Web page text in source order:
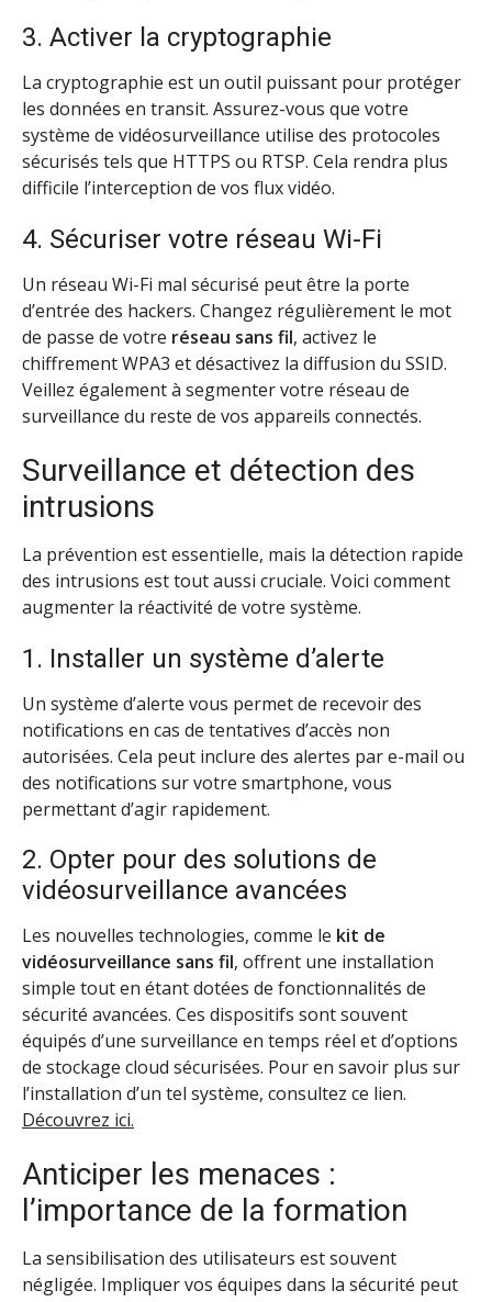
3. Activer la cryptographie
La cryptographie est un outil puissant pour protéger
les données en transit. Assurez-vous que votre
système de vidéosurveillance utilise des protocoles
sécurisés tels que HTTPS ou RTSP. Cela rendra plus
difficile l’interception de vos flux vidéo.
4. Sécuriser votre réseau Wi-Fi
Un réseau Wi-Fi mal sécurisé peut être la porte
d’entrée des hackers. Changez régulièrement le mot
de passe de votre réseau sans fil, activez le
chiffrement WPA3 et désactivez la diffusion du SSID.
Veillez également à segmenter votre réseau de
surveillance du reste de vos appareils connectés.
Surveillance et détection des
intrusions
La prévention est essentielle, mais la détection rapide
des intrusions est tout aussi cruciale. Voici comment
augmenter la réactivité de votre système.
1. Installer un système d’alerte
Un système d’alerte vous permet de recevoir des
notifications en cas de tentatives d’accès non
autorisées. Cela peut inclure des alertes par e-mail ou
des notifications sur votre smartphone, vous
permettant d’agir rapidement.
2. Opter pour des solutions de
vidéosurveillance avancées
Les nouvelles technologies, comme le kit de
vidéosurveillance sans fil, offrent une installation
simple tout en étant dotées de fonctionnalités de
sécurité avancées. Ces dispositifs sont souvent
équipés d’une surveillance en temps réel et d’options
de stockage cloud sécurisées. Pour en savoir plus sur
l’installation d’un tel système, consultez ce lien.
Découvrez ici.
Anticiper les menaces :
l’importance de la formation
La sensibilisation des utilisateurs est souvent
négligée. Impliquer vos équipes dans la sécurité peut